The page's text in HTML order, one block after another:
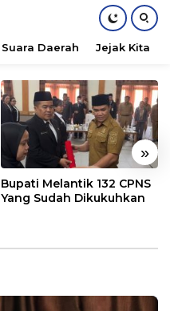
Suara Daerah Jejak Kita
»
Bupati Melantik 132 CPNS
Yang Sudah Dikukuhkan